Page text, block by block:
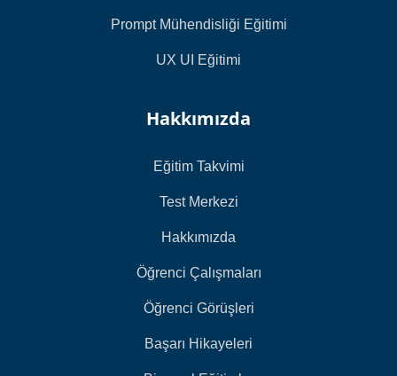
Prompt Mühendisliği Eğitimi
UX UI Eğitimi
Hakkımızda
Eğitim Takvimi
Test Merkezi
Hakkımızda
Öğrenci Çalışmaları
Öğrenci Görüşleri
Başarı Hikayeleri